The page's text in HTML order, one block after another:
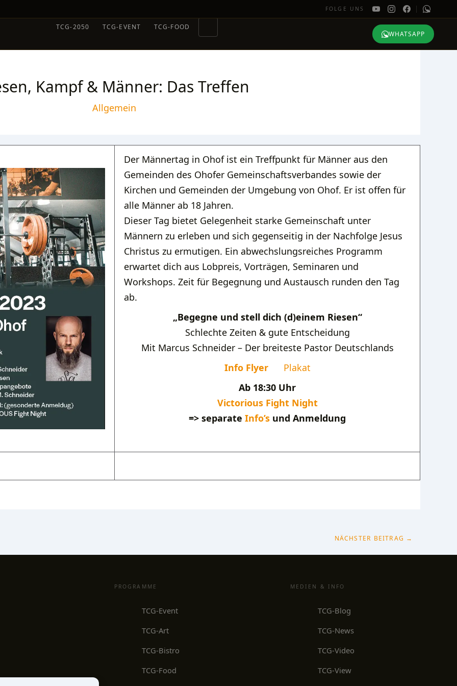
FOLGE UNS
TCG-2050 TCG-EVENT TCG-FOOD
WHATSAPP
Kampf & Männer: Das Treffen
Allgemein
Der Männertag in Ohof ist ein Treffpunkt für Männer aus den
Gemeinden des Ohofer Gemeinschaftsverbandes sowie der
Kirchen und Gemeinden der Umgebung von Ohof. Er ist offen für
alle Männer ab 18 Jahren.
Dieser Tag bietet Gelegenheit starke Gemeinschaft unter
Männern zu erleben und sich gegenseitig in der Nachfolge Jesus
Christus zu ermutigen. Ein abwechslungsreiches Programm
erwartet dich aus Lobpreis, Vorträgen, Seminaren und
Workshops. Zeit für Begegnung und Austausch runden den Tag
ab.
„Begegne und stell dich (d)einem Riesen“
Schlechte Zeiten & gute Entscheidung
Mit Marcus Schneider – Der breiteste Pastor Deutschlands
Info Flyer
Plakat
Ab 18:30 Uhr
Victorious Fight Night
=> separate Info’s und Anmeldung
NÄCHSTER BEITRAG →
PROGRAMME
TCG-Event
TCG-Art
TCG-Bistro
TCG-Food
MEDIEN & INFO
TCG-Blog
TCG-News
TCG-Video
TCG-View